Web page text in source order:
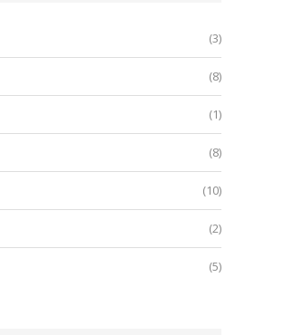
(3)
(8)
(1)
(8)
(10)
(2)
(5)